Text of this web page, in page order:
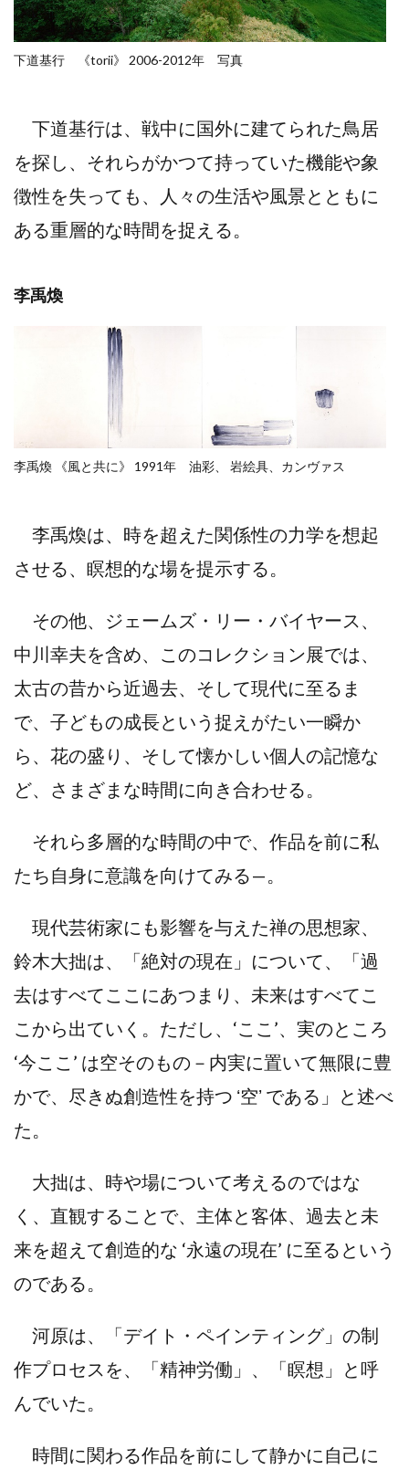
下道基行 《torii》 2006-2012年 写真
下道基行は、戦中に国外に建てられた鳥居
を探し、それらがかつて持っていた機能や象
徴性を失っても、人々の生活や風景とともに
ある重層的な時間を捉える。
李禹煥
李禹煥 《風と共に》 1991年 油彩、 岩絵具、カンヴァス
李禹煥は、時を超えた関係性の力学を想起
させる、瞑想的な場を提示する。
その他、ジェームズ・リー・バイヤース、
中川幸夫を含め、このコレクション展では、
太古の昔から近過去、そして現代に至るま
で、子どもの成長という捉えがたい一瞬か
ら、花の盛り、そして懐かしい個人の記憶な
ど、さまざまな時間に向き合わせる。
それら多層的な時間の中で、作品を前に私
たち自身に意識を向けてみる—。
現代芸術家にも影響を与えた禅の思想家、
鈴木大拙は、「絶対の現在」について、「過
去はすべてここにあつまり、未来はすべてこ
こから出ていく。ただし、‘ここ’、実のところ
‘今ここ’ は空そのもの－内実に置いて無限に豊
かで、尽きぬ創造性を持つ ʻ空ʼ である」と述べ
た。
大拙は、時や場について考えるのではな
く、直観することで、主体と客体、過去と未
来を超えて創造的な ‘永遠の現在’ に至るという
のである。
河原は、「デイト・ペインティング」の制
作プロセスを、「精神労働」、「瞑想」と呼
んでいた。
時間に関わる作品を前にして静かに自己に